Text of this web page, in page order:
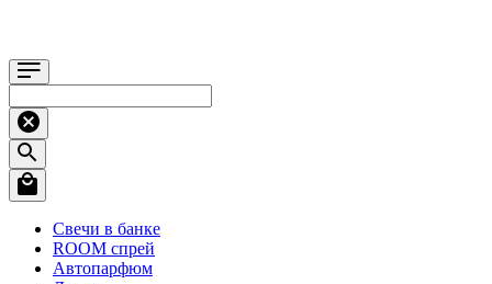
Свечи в банке
ROOM спрей
Автопарфюм